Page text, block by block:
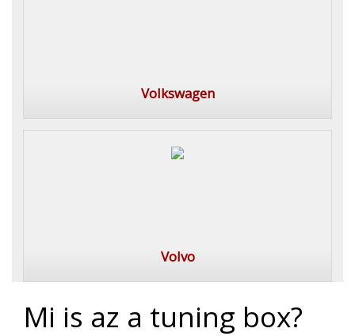
Volkswagen
Volvo
Mi is az a tuning box?